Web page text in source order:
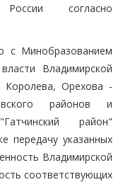
согласно
с Минобразованием
Владимирской
Орехова -
районов и
район"
передачу указанных
Владимирской
соответствующих